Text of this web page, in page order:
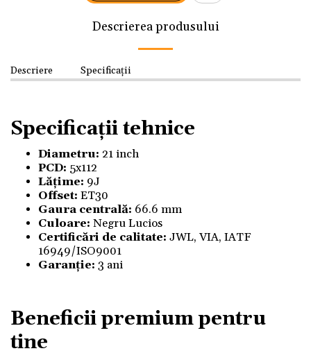
Descrierea produsului
Descriere Specificații
Specificații tehnice
Diametru: 21 inch
PCD: 5x112
Lățime: 9J
Offset: ET30
Gaura centrală: 66.6 mm
Culoare: Negru Lucios
Certificări de calitate: JWL, VIA, IATF
16949/ISO9001
Garanție: 3 ani
Beneficii premium pentru
tine